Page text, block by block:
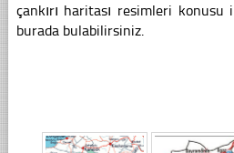
çankırı haritası resimleri
burada bulabilirsiniz.